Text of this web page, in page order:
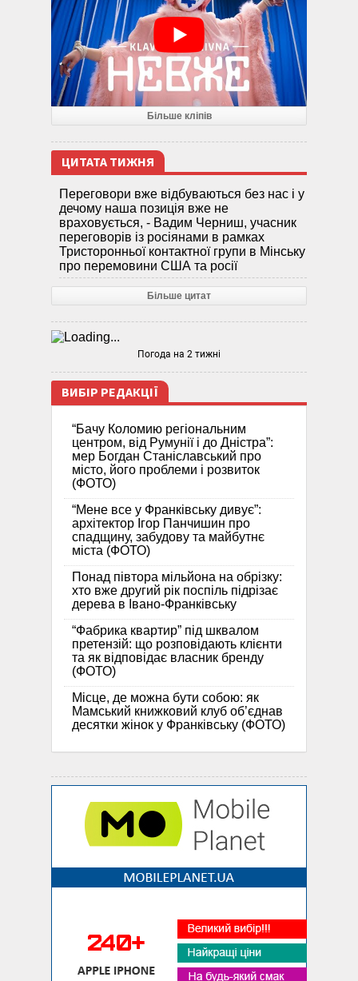
Більше кліпів
ЦИТАТА ТИЖНЯ
Переговори вже відбуваються без нас і у
дечому наша позиція вже не
враховується, - Вадим Черниш, учасник
переговорів із росіянами в рамках
Тристоронньої контактної групи в Мінську
про перемовини США та росії
Більше цитат
Погода на 2 тижні
ВИБІР РЕДАКЦІЇ
“Бачу Коломию регіональним
центром, від Румунії і до Дністра”:
мер Богдан Станіславський про
місто, його проблеми і розвиток
(ФОТО)
“Мене все у Франківську дивує”:
архітектор Ігор Панчишин про
спадщину, забудову та майбутнє
міста (ФОТО)
Понад півтора мільйона на обрізку:
хто вже другий рік поспіль підрізає
дерева в Івано-Франківську
“Фабрика квартир” під шквалом
претензій: що розповідають клієнти
та як відповідає власник бренду
(ФОТО)
Місце, де можна бути собою: як
Мамський книжковий клуб об’єднав
десятки жінок у Франківську (ФОТО)